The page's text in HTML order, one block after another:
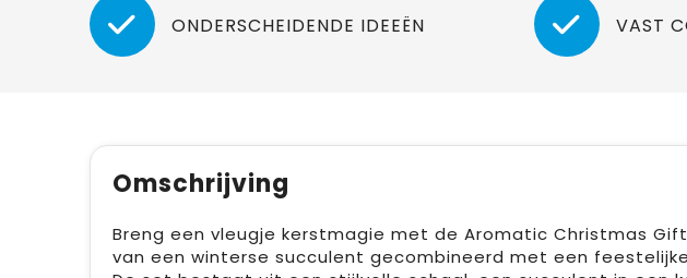
ONDERSCHEIDENDE IDEEËN VAST
Omschrijving
Breng een vleugje kerstmagie met de Aromatic Christmas
van een winterse succulent gecombineerd met een feestelijke